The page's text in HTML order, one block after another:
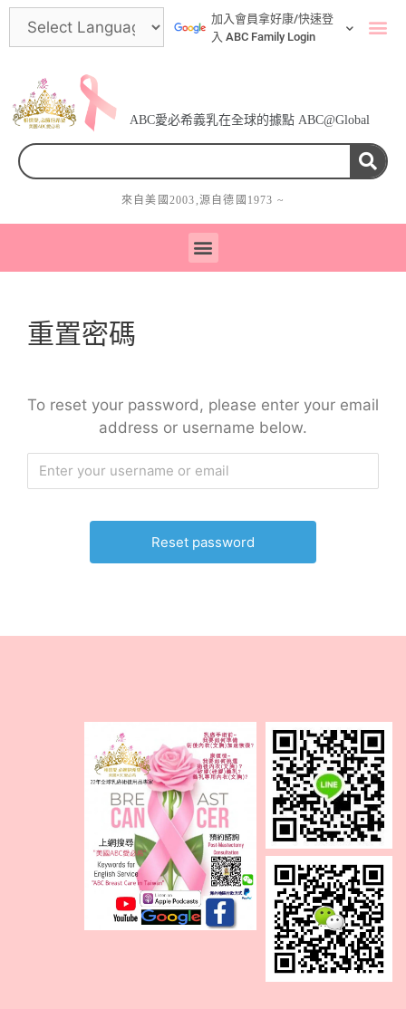
加入會員拿好康/快速登
入 ABC Family Login
ABC愛必希義乳在全球的據點 ABC@Global
來自美國 2003,源自德國 1973 ~
重置密碼
To reset your password, please enter your email
address or username below.